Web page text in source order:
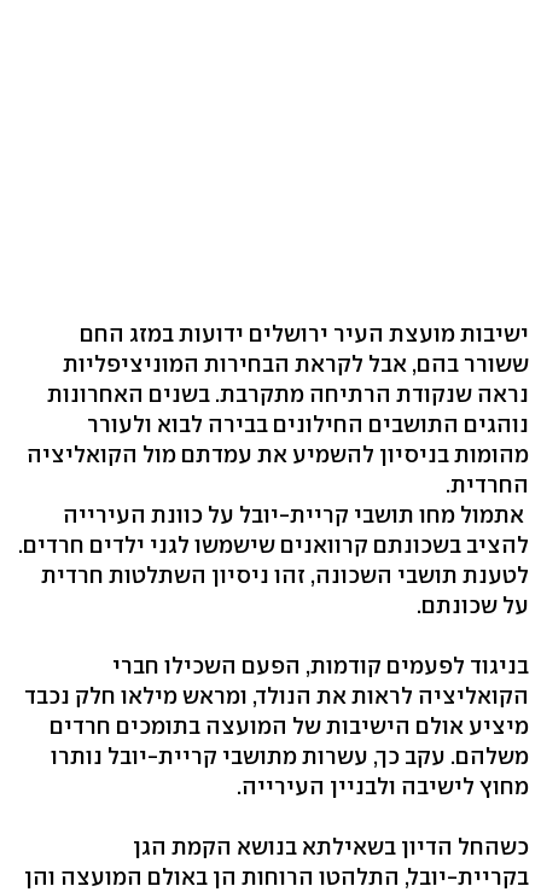
ישיבות מועצת העיר ירושלים ידועות במזג החם
ששורר בהם, אבל לקראת הבחירות המוניציפליות
נראה שנקודת הרתיחה מתקרבת. בשנים האחרונות
נוהגים התושבים החילונים בבירה לבוא ולעורר
מהומות בניסיון להשמיע את עמדתם מול הקואליציה
החרדית.
אתמול מחו תושבי קריית-יובל על כוונת העירייה
להציב בשכונתם קרוואנים שישמשו לגני ילדים חרדים.
לטענת תושבי השכונה, זהו ניסיון השתלטות חרדית
על שכונתם.
בניגוד לפעמים קודמות, הפעם השכילו חברי
הקואליציה לראות את הנולד, ומראש מילאו חלק נכבד
מיציע אולם הישיבות של המועצה בתומכים חרדים
משלהם. עקב כך, עשרות מתושבי קריית-יובל נותרו
מחוץ לישיבה ולבניין העירייה.
כשהחל הדיון בשאילתא בנושא הקמת הגן
בקריית-יובל, התלהטו הרוחות הן באולם המועצה והן